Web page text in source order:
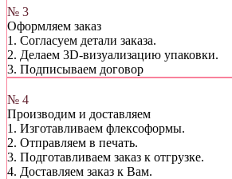
№ 3
Оформляем заказ
1. Согласуем детали заказа.
2. Делаем 3D-визуализацию упаковки.
3. Подписываем договор
№ 4
Производим и доставляем
1. Изготавливаем флексоформы.
2. Отправляем в печать.
3. Подготавливаем заказ к отгрузке.
4. Доставляем заказ к Вам.